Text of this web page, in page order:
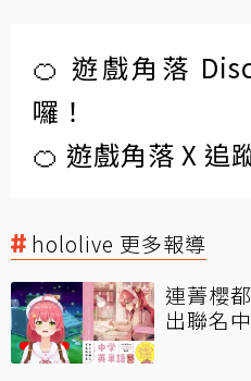
🍊 遊戲角落
囉！
🍊 遊戲角落 X 追
hololive 更多報導
連菁櫻
出聯名